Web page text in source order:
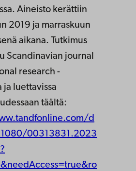
Aineisto kerättiin
2019 ja marraskuun
aikana. Tutkimus
Scandinavian journal
research -
ja luettavissa
täältä:
d
00313831.2023